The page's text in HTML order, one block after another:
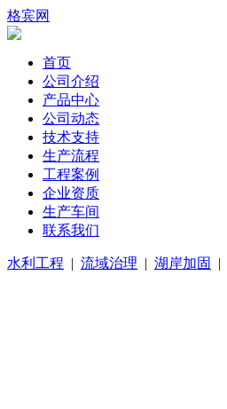
格宾网
首页
公司介绍
产品中心
公司动态
技术支持
生产流程
工程案例
企业资质
生产车间
联系我们
水利工程 | 流域治理 | 湖岸加固 |